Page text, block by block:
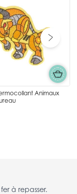
à repasser.
Animaux